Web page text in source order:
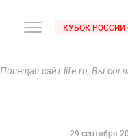
КУБОК РОССИИ
Посещая сайт life.ru, Вы
29 сентября